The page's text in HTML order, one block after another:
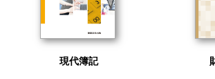
現代簿記